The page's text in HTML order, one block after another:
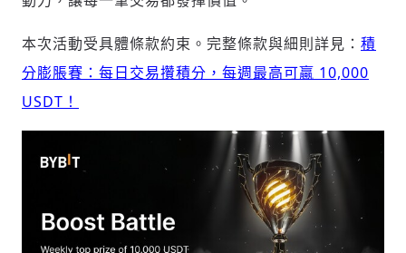
登入或註冊
歡迎您加入《旭時報》
輸入 Email 驗證碼
請輸入發送到的驗證碼
(十分鐘內有效)
本次活動受具體條款約束。完整條款與細則詳見： 積
分膨脹賽：每日交易攢積分，每週最高可贏 10,000
USDT ！